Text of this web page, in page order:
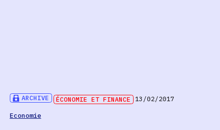
ARCHIVE ÉCONOMIE ET FINANCE
13/02/2017
Economie